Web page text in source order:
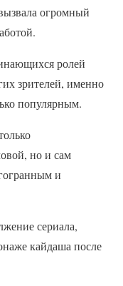
огромный
ролей
зрителей, именно
популярным.
но и сам
и
сериала,
кайдаша после